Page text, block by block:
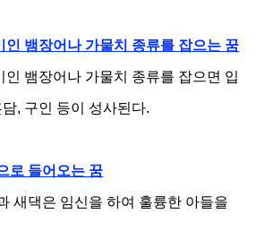
인 뱀장어나 가물치 종류를 잡으는 꿈
인 뱀장어나 가물치 종류를 잡으면 입
, 구인 등이 성사된다.
로 들어오는 꿈
새댁은 임신을 하여 훌륭한 아들을